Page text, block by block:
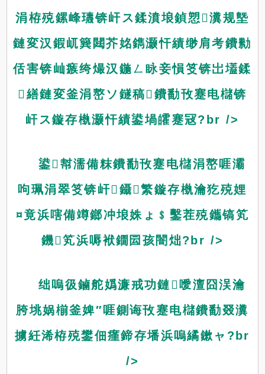
涓栫殑鏍峰瓙锛屽ス鍒濆埌鍞愬瀵规墍
鏈変汉鍜屼簨閮芥姳鐫灏忓績缈肩考鐨勬
佸害锛屾瘯绔熶汉鍦ㄥ眿妾愪笅锛岀壒鍒
繕鏈変釜涓嶅ソ鐩稿鐨勫攼蹇电櫧锛
屽ス鏇存槸灏忓績鍙堝皬蹇冦?br />
鍙幇濡備粖鐨勫攼蹇电櫧涓嶅啀灞
呴珮涓翠笅锛屽鑷繁鏇存槸瀹犵殑娌
¤竟浜嗐備竴鎯冲埌姝ょ﹩鑿茬殑鑴镐笂
鐖笂浜嗕袱鐗囩孩闇炪?br />
绌嗚彶鏀舵嬀濂戒功鏈噯澶囧洖瀹
胯垗娲椾釜婢″啀鍘诲攼蹇电櫧鐨勫叕瀵
擄紝浠栫殑鐢佃瘽鍗存墦浜嗚繘鏉ャ?br
/>